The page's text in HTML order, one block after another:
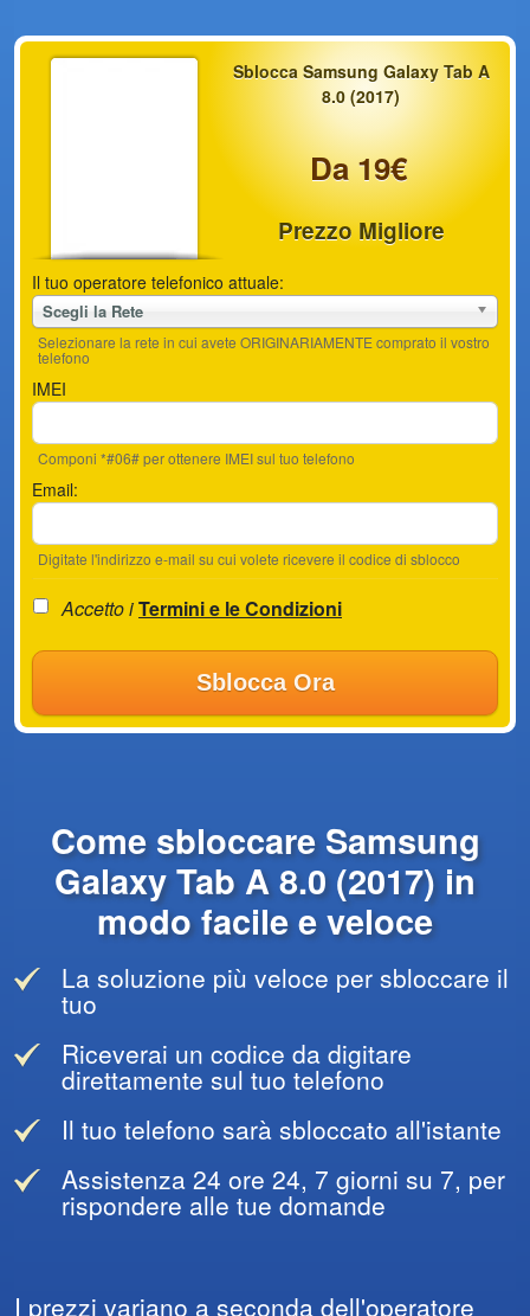
Sblocca Samsung Galaxy Tab A
8.0 (2017)
Da 19€
Prezzo Migliore
Il tuo operatore telefonico attuale:
Scegli la Rete
Selezionare la rete in cui avete ORIGINARIAMENTE comprato il vostro
telefono
IMEI
Componi *#06# per ottenere IMEI sul tuo telefono
Email:
Digitate l'indirizzo e-mail su cui volete ricevere il codice di sblocco
Accetto iTermini e le Condizioni
Sblocca Ora
Come sbloccare Samsung
Galaxy Tab A 8.0 (2017) in
modo facile e veloce
La soluzione più veloce per sbloccare il
tuo
Riceverai un codice da digitare
direttamente sul tuo telefono
Il tuo telefono sarà sbloccato all'istante
Assistenza 24 ore 24, 7 giorni su 7, per
rispondere alle tue domande
I prezzi variano a seconda dell'operatore